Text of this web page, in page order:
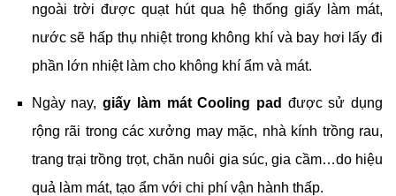
ngoài trời được quạt hút qua hệ thống giấy làm mát,
nước sẽ hấp thụ nhiệt trong không khí và bay hơi lấy đi
phần lớn nhiệt làm cho không khí ẩm và mát.
Ngày nay,giấy làm mát Cooling pad được sử dụng
rộng rãi trong các xưởng may mặc, nhà kính trồng rau,
trang trại trồng trọt, chăn nuôi gia súc, gia cầm…do hiệu
quả làm mát, tạo ẩm với chi phí vận hành thấp.